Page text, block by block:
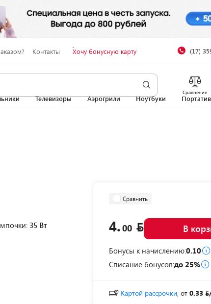
Контакты Хочу бонусную карту (17)
Сравнение
Телевизоры Аэрогрили Ноутбуки
35 Вт
Сравнить
4.00 В
Бонусы к начислению:0.10
Списание бонусов:до 25%
Картой рассрочки, от 0.33